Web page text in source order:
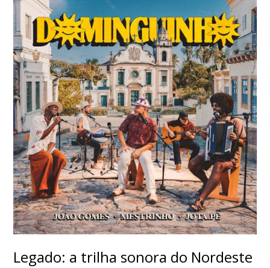
Legado: a trilha sonora do Nordeste